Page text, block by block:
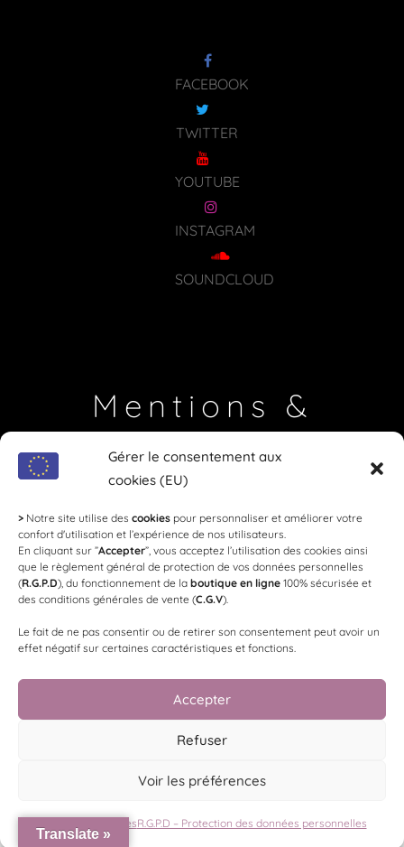
Gérer le consentement aux
cookies (EU)
> Notre site utilise des cookies pour personnaliser et améliorer votre
confort d'utilisation et l’expérience de nos utilisateurs.
En cliquant sur ”Accepter”, vous acceptez l’utilisation des cookies ainsi
que le règlement général de protection de vos données personnelles
(R.G.P.D), du fonctionnement de la boutique en ligne 100% sécurisée et
des conditions générales de vente (C.G.V).
Le fait de ne pas consentir ou de retirer son consentement peut avoir un
effet négatif sur certaines caractéristiques et fonctions.
Accepter
Refuser
Voir les préférences
Politique de cookiesR.G.P.D – Protection des données personnelles
FACEBOOK
TWITTER
YOUTUBE
INSTAGRAM
SOUNDCLOUD
Mentions &
Coordonnées
santé, à consommer avec modération !
SYNDICAT DES VIGNERONS LES
RICEYS
Président: Geoffrey Péhu -Trésorier: Sébastien Bauser -
Communication
: Arnaud Gallimard -
contact@vignerons-les-riceys.com
Made byWEB3-DESIGN
Translate »